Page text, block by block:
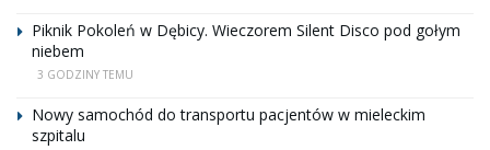
Piknik Pokoleń w Dębicy. Wieczorem Silent Disco pod gołym
niebem
3 GODZINY TEMU
Nowy samochód do transportu pacjentów w mieleckim
szpitalu